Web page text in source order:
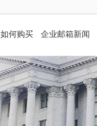
如何购买 企业邮箱新闻